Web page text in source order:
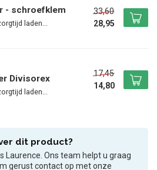
- schroefklem
33,60
28,95
Divisorex
17,45
14,80
dit product?
Laurence. Ons team helpt u graag
gerust contact op met onze